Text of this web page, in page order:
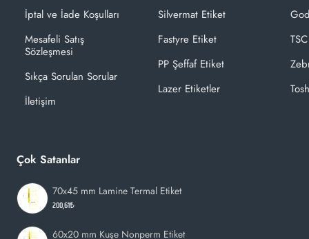
İptal ve İade Koşulları
Mesafeli Satış
Sözleşmesi
Sıkça Sorulan Sorular
İletişim
Silvermat Etiket
Fastyre Etiket
PP Şeffaf Etiket
Lazer Etiketler
Çok Satanlar
70x45 mm Lamine Termal Etiket
200,61₺
60x20 mm Kuşe Nonperm Etiket